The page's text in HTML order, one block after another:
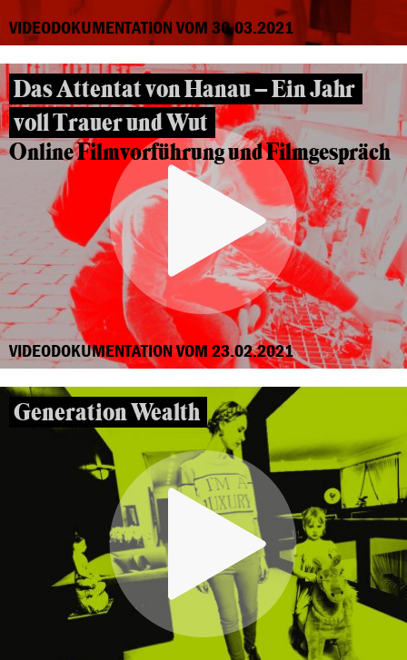
VIDEODOKUMENTATION VOM 30.03.2021
Das Attentat von Hanau – Ein Jahr
voll Trauer und Wut
Online Filmvorführung und Filmgespräch
VIDEODOKUMENTATION VOM 23.02.2021
Generation Wealth